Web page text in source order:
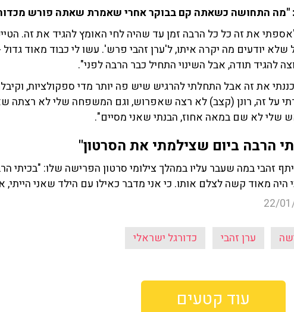
"מה התחושה כשאתה קם בבוקר אחרי שאמרת שאתה פורש
את זה כל כל הרבה זמן עד שהיה לחי האומץ להגיד את זה.
שלא יודעים מה יקרה איתו, ל'ערן זהבי פרש'. עשו לי כבוד מאוד
להגיד תודה, אבל השינוי התחיל כבר הרבה לפני".
את זה אבל התחלתי להרגיש שיש פה יותר מדי ספקולציות,
על זה, רונן (קצב) לא רצה שאפרוש, וגם המשפחה שלי לא רצתה
שלי לא שם במאה אחוז, הבנתי שאני מסיים".
הרבה ביום שצילמתי את הסרטון"
זהבי במה שעבר עליו במהלך צילומי סרטון הפרישה שלו: "בכיתי
היה מאוד קשה לצלם אותו. כי אני מדבר כאילו עם הילד שאני הייתי,
22/
ערן זהבי כדורגל ישראלי
עוד קטעים